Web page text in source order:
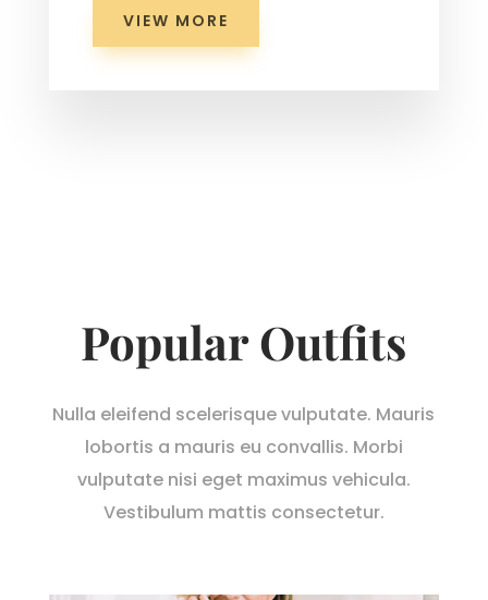
VIEW MORE
Popular Outfits
Nulla eleifend scelerisque vulputate. Mauris
lobortis a mauris eu convallis. Morbi
vulputate nisi eget maximus vehicula.
Vestibulum mattis consectetur.